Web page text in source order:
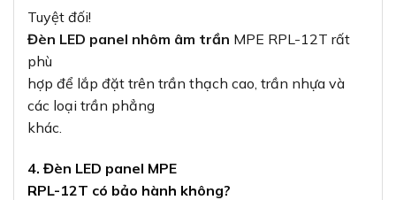
Tuyệt đối!
Đèn LED panel nhôm âm trần MPE RPL-12T rất
phù
hợp để lắp đặt trên trần thạch cao, trần nhựa và
các loại trần phẳng
khác.
4. Đèn LED panel MPE
RPL-12T có bảo hành không?